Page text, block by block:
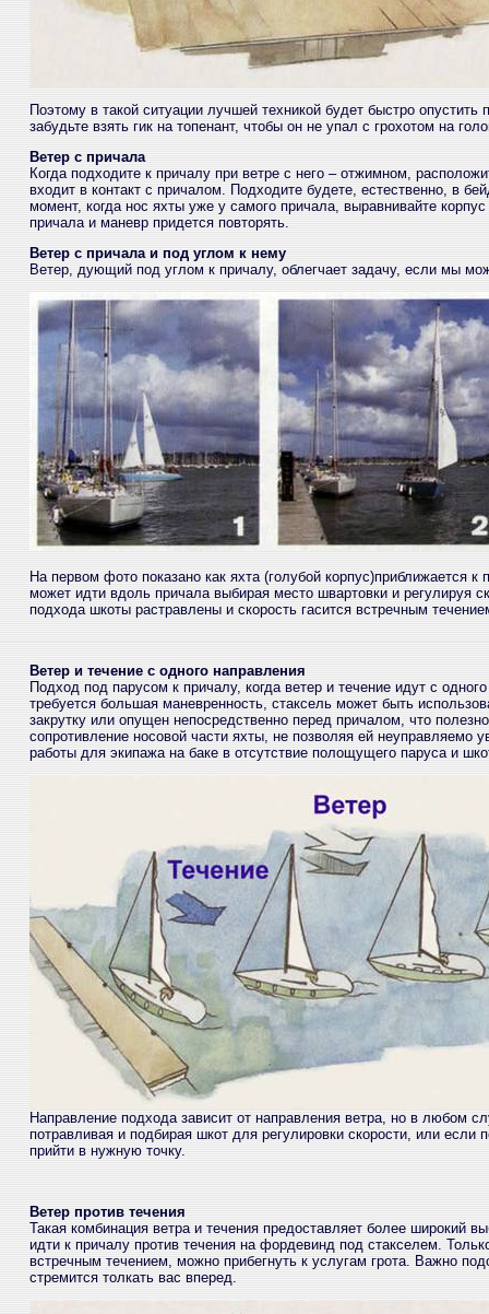
Поэтому в такой ситуации лучшей техникой будет быстро
забудьте взять гик на топенант, чтобы он не упал с грохотом на
Ветер с причала
Когда подходите к причалу при ветре с него – отжимном,
входит в контакт с причалом. Подходите будете, естественно, в
момент, когда нос яхты уже у самого причала, выравнивайте
причала и маневр придется повторять.
Ветер с причала и под углом к нему
Ветер, дующий под углом к причалу, облегчает задачу, если мы
На первом фото показано как яхта (голубой корпус)приближается
может идти вдоль причала выбирая место швартовки и регулируя
подхода шкоты растравлены и скорость гасится встречным
Ветер и течение с одного направления
Подход под парусом к причалу, когда ветер и течение идут с
требуется большая маневренность, стаксель может быть
закрутку или опущен непосредственно перед причалом, что
сопротивление носовой части яхты, не позволяя ей
работы для экипажа на баке в отсутствие полощущего паруса и
Направление подхода зависит от направления ветра, но в любом
потравливая и подбирая шкот для регулировки скорости, или
прийти в нужную точку.
Ветер против течения
Такая комбинация ветра и течения предоставляет более широкий
идти к причалу против течения на фордевинд под стакселем.
встречным течением, можно прибегнуть к услугам грота. Важно
стремится толкать вас вперед.